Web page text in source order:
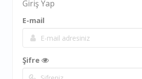
Giriş Yap
E-mail
Şifre